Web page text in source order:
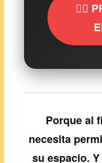
🏳️‍🌈
Porque al
necesita
su espacio.